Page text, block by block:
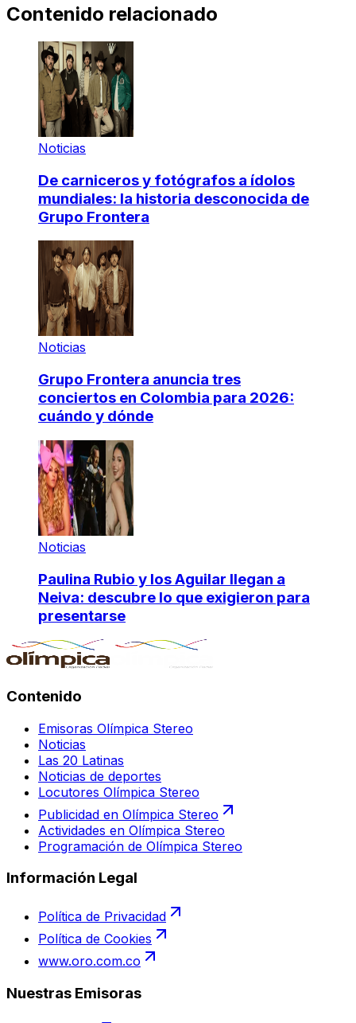
Contenido relacionado
Noticias
De carniceros y fotógrafos a ídolos
mundiales: la historia desconocida de
Grupo Frontera
Noticias
Grupo Frontera anuncia tres
conciertos en Colombia para 2026:
cuándo y dónde
Noticias
Paulina Rubio y los Aguilar llegan a
Neiva: descubre lo que exigieron para
presentarse
Contenido
Emisoras Olímpica Stereo
Noticias
Las 20 Latinas
Noticias de deportes
Locutores Olímpica Stereo
Publicidad en Olímpica Stereo
Actividades en Olímpica Stereo
Programación de Olímpica Stereo
Información Legal
Política de Privacidad
Política de Cookies
www.oro.com.co
Nuestras Emisoras